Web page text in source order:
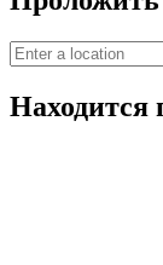
Находится